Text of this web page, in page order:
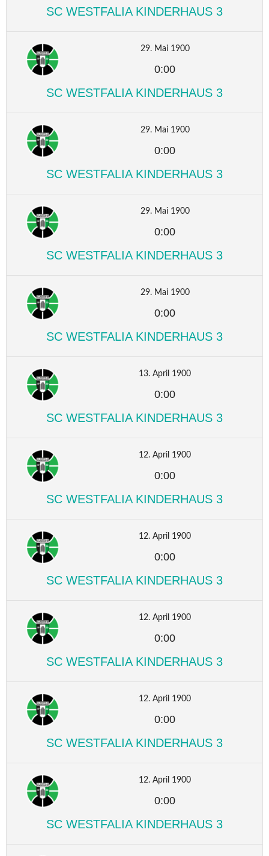
SC WESTFALIA KINDERHAUS 3
29. Mai 1900
0:00
SC WESTFALIA KINDERHAUS 3
29. Mai 1900
0:00
SC WESTFALIA KINDERHAUS 3
29. Mai 1900
0:00
SC WESTFALIA KINDERHAUS 3
29. Mai 1900
0:00
SC WESTFALIA KINDERHAUS 3
13. April 1900
0:00
SC WESTFALIA KINDERHAUS 3
12. April 1900
0:00
SC WESTFALIA KINDERHAUS 3
12. April 1900
0:00
SC WESTFALIA KINDERHAUS 3
12. April 1900
0:00
SC WESTFALIA KINDERHAUS 3
12. April 1900
0:00
SC WESTFALIA KINDERHAUS 3
12. April 1900
0:00
SC WESTFALIA KINDERHAUS 3